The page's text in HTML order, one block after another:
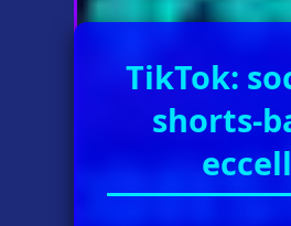
TikTok:
shorts-